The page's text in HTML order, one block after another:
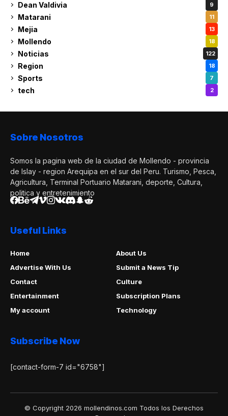
Dean Valdivia 9
Matarani 11
Mejia 13
Mollendo 18
Noticias 122
Region 18
Sports 7
tech 2
Sobre Nosotros
Somos la pagina web de la ciudad de Mollendo - provincia
de Islay - region Arequipa en el sur del Peru. Turismo, Pesca,
Agricultura, Terminal Portuario Matarani, deporte, Cultura,
politica y entretenimiento
Useful Links
Home
About Us
Advertise With Us
Submit a News Tip
Contact
Culture
Entertainment
Subscription Plans
My account
Technology
Subscribe Now
[contact-form-7 id="6758"]
© Copyright 2026 mollendinos.com Todos los Derechos